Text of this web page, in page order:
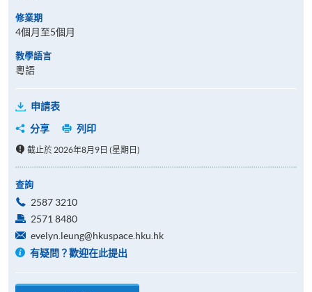
修業期
4個月至5個月
教學語言
粵語
申請表
分享
列印
截止於 2026年8月9日 (星期日)
查詢
2587 3210
2571 8480
evelyn.leung@hkuspace.hku.hk
有疑問？歡迎在此提出